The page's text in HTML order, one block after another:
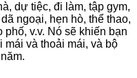
dự tiệc, đi làm, tập gym,
ngoại, hẹn hò, thể thao,
v.v. Nó sẽ khiến bạn
mái và thoải mái, và bộ